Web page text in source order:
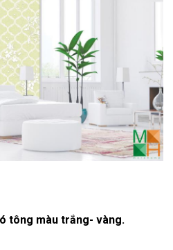
tông màu trắng- vàng.